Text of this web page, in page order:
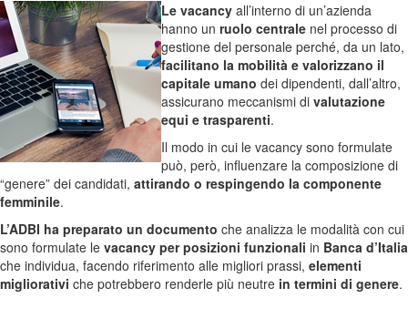
Le vacancy all’interno di un’azienda
hanno un ruolo centrale nel processo di
gestione del personale perché, da un lato,
facilitano la mobilità e valorizzano il
capitale umano dei dipendenti, dall’altro,
assicurano meccanismi di valutazione
equi e trasparenti.
Il modo in cui le vacancy sono formulate
può, però, influenzare la composizione di
“genere” dei candidati, attirando o respingendo la componente
femminile.
L’ADBI ha preparato un documento che analizza le modalità con cui
sono formulate le vacancy per posizioni funzionali in Banca d’Italia
che individua, facendo riferimento alle migliori prassi, elementi
migliorativi che potrebbero renderle più neutre in termini di genere.